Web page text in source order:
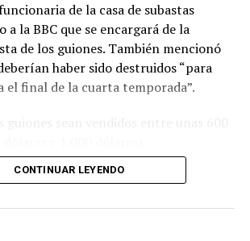
de la casa de subastas
a la BBC que se encargará de la
de los guiones. También mencionó
haber sido destruidos “para
el final de la cuarta temporada”.
CONTINUAR LEYENDO